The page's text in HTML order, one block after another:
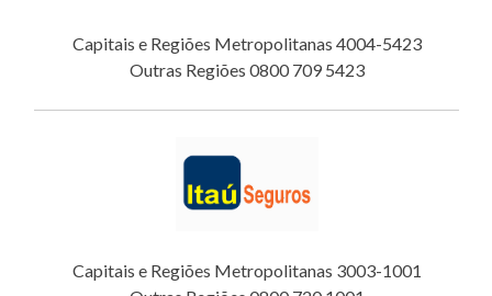
Capitais e Regiões Metropolitanas 4004-5423
Outras Regiões 0800 709 5423
Capitais e Regiões Metropolitanas 3003-1001